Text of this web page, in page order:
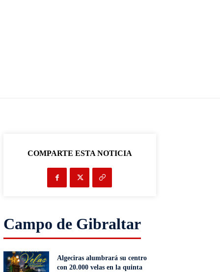
COMPARTE ESTA NOTICIA
Campo de Gibraltar
Algeciras alumbrará su centro
con 20.000 velas en la quinta